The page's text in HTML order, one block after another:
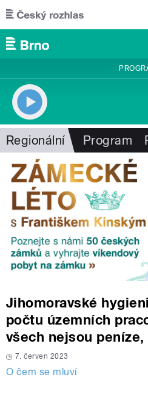
Přejít k hlavnímu obsahu
Regionální Program
Jihomoravské
počtu územních
všech nejsou
7. červen 2023
O čem se mluví